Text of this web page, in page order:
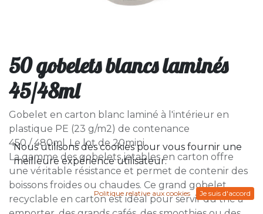
50 gobelets blancs laminés
45/48ml
Gobelet en carton blanc laminé à l'intérieur en
plastique PE (23 g/m2) de contenance
450 / 480ml. Le lot de 20mini.
La gamme des gobelets jetables en carton offre
une véritable résistance et permet de contenir des
boissons froides ou chaudes. Ce grand gobelet
recyclable en carton est idéal pour servir du thé à
Nous utilisons des cookies pour vous fournir une
meilleure expérience utilisateur.
Politique relative aux cookies Je suis d'accord